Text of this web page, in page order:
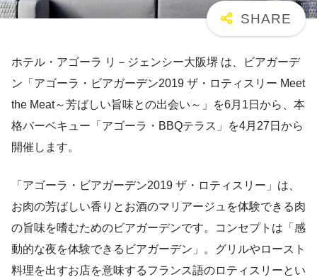
ホテル・アゴーラ リ－ジェンシー大阪堺 は、ビアガーデ
ン「アゴーラ・ビアガーデン2019 ザ・ロティスリー Meet
the Meat～芳ばしい旨味との出会い～」を6月1日から、本
格バーベキュー「アゴーラ・BBQテラス」を4月27日から
開催します。
「アゴーラ・ビアガーデン2019 ザ・ロティスリー」は、
お肉の芳ばしい香りとお酒のマリアージュを体験できる肉
の旨味を嗜むためのビアガーデンです。コンセプトは「感
動的な夜を体験できるビアガーデン」。グリルやロースト
料理を出すお店を意味するフランス語のロティスリーとい